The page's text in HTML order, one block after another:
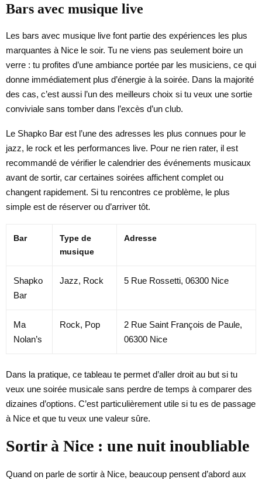
Bars avec musique live
Les bars avec musique live font partie des expériences les plus
marquantes à Nice le soir. Tu ne viens pas seulement boire un
verre : tu profites d’une ambiance portée par les musiciens, ce qui
donne immédiatement plus d’énergie à la soirée. Dans la majorité
des cas, c’est aussi l’un des meilleurs choix si tu veux une sortie
conviviale sans tomber dans l’excès d’un club.
Le Shapko Bar est l’une des adresses les plus connues pour le
jazz, le rock et les performances live. Pour ne rien rater, il est
recommandé de vérifier le calendrier des événements musicaux
avant de sortir, car certaines soirées affichent complet ou
changent rapidement. Si tu rencontres ce problème, le plus
simple est de réserver ou d’arriver tôt.
Bar
Type de
musique
Adresse
Shapko
Bar
Jazz, Rock 5 Rue Rossetti, 06300 Nice
Ma
Nolan’s
Rock, Pop
2 Rue Saint François de Paule,
06300 Nice
Dans la pratique, ce tableau te permet d’aller droit au but si tu
veux une soirée musicale sans perdre de temps à comparer des
dizaines d’options. C’est particulièrement utile si tu es de passage
à Nice et que tu veux une valeur sûre.
Sortir à Nice : une nuit inoubliable
Quand on parle de sortir à Nice, beaucoup pensent d’abord aux